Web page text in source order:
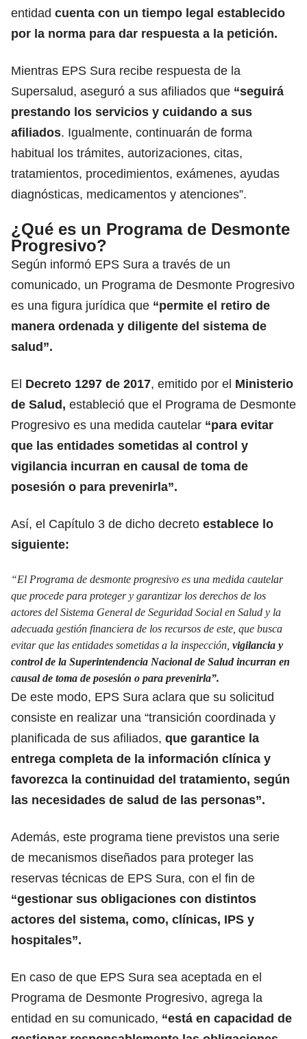
entidad cuenta con un tiempo legal establecido
por la norma para dar respuesta a la petición.
Mientras EPS Sura recibe respuesta de la
Supersalud, aseguró a sus afiliados que “seguirá
prestando los servicios y cuidando a sus
afiliados. Igualmente, continuarán de forma
habitual los trámites, autorizaciones, citas,
tratamientos, procedimientos, exámenes, ayudas
diagnósticas, medicamentos y atenciones”.
¿Qué es un Programa de Desmonte
Progresivo?
Según informó EPS Sura a través de un
comunicado, un Programa de Desmonte Progresivo
es una figura jurídica que “permite el retiro de
manera ordenada y diligente del sistema de
salud”.
El Decreto 1297 de 2017, emitido por el Ministerio
de Salud, estableció que el Programa de Desmonte
Progresivo es una medida cautelar “para evitar
que las entidades sometidas al control y
vigilancia incurran en causal de toma de
posesión o para prevenirla”.
Así, el Capítulo 3 de dicho decreto establece lo
siguiente:
“El Programa de desmonte progresivo es una medida cautelar
que procede para proteger y garantizar los derechos de los
actores del Sistema General de Seguridad Social en Salud y la
adecuada gestión financiera de los recursos de este, que busca
evitar que las entidades sometidas a la inspección, vigilancia y
control de la Superintendencia Nacional de Salud incurran en
causal de toma de posesión o para prevenirla”.
De este modo, EPS Sura aclara que su solicitud
consiste en realizar una “transición coordinada y
planificada de sus afiliados, que garantice la
entrega completa de la información clínica y
favorezca la continuidad del tratamiento, según
las necesidades de salud de las personas”.
Además, este programa tiene previstos una serie
de mecanismos diseñados para proteger las
reservas técnicas de EPS Sura, con el fin de
“gestionar sus obligaciones con distintos
actores del sistema, como, clínicas, IPS y
hospitales”.
En caso de que EPS Sura sea aceptada en el
Programa de Desmonte Progresivo, agrega la
entidad en su comunicado, “está en capacidad de